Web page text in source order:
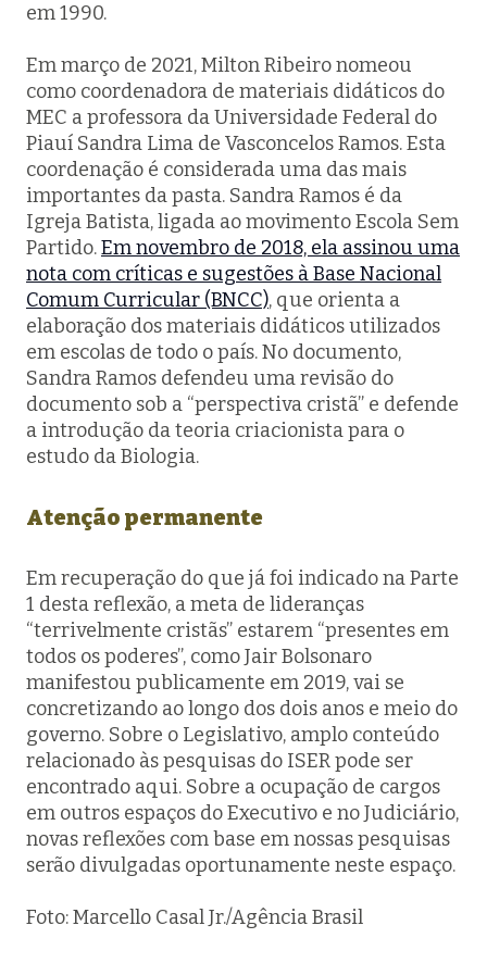
em 1990.
Em março de 2021, Milton Ribeiro nomeou
como coordenadora de materiais didáticos do
MEC a professora da Universidade Federal do
Piauí Sandra Lima de Vasconcelos Ramos. Esta
coordenação é considerada uma das mais
importantes da pasta. Sandra Ramos é da
Igreja Batista, ligada ao movimento Escola Sem
Partido.Em novembro de 2018, ela assinou uma
nota com críticas e sugestões à Base Nacional
Comum Curricular (BNCC), que orienta a
elaboração dos materiais didáticos utilizados
em escolas de todo o país. No documento,
Sandra Ramos defendeu uma revisão do
documento sob a “perspectiva cristã” e defende
a introdução da teoria criacionista para o
estudo da Biologia.
Atenção permanente
Em recuperação do que já foi indicado na Parte
1 desta reflexão, a meta de lideranças
“terrivelmente cristãs” estarem “presentes em
todos os poderes”, como Jair Bolsonaro
manifestou publicamente em 2019, vai se
concretizando ao longo dos dois anos e meio do
governo. Sobre o Legislativo, amplo conteúdo
relacionado às pesquisas do ISER pode ser
encontrado aqui. Sobre a ocupação de cargos
em outros espaços do Executivo e no Judiciário,
novas reflexões com base em nossas pesquisas
serão divulgadas oportunamente neste espaço.
Foto: Marcello Casal Jr./Agência Brasil